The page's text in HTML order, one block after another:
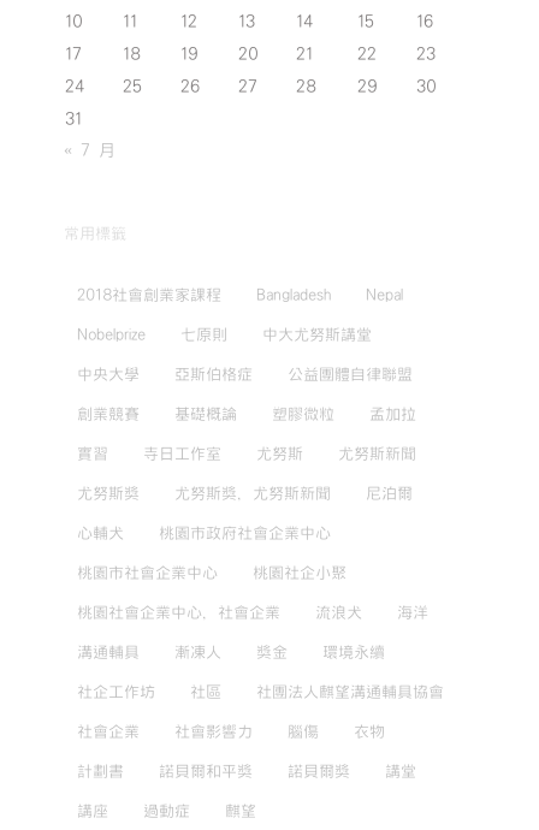
10
11 12 13 14 15
16
17
18 19 20 21 22
23
24
25 26 27 28 29
30
31
« 7 月
常用標籤
2018社會創業家課程 Bangladesh Nepal
Nobelprize 七原則 中大尤努斯講堂
中央大學 亞斯伯格症 公益團體自律聯盟
創業競賽 基礎概論 塑膠微粒 孟加拉
實習 寺日工作室 尤努斯 尤努斯新聞
尤努斯獎 尤努斯獎，尤努斯新聞 尼泊爾
心輔犬 桃園市政府社會企業中心
桃園市社會企業中心 桃園社企小聚
桃園社會企業中心，社會企業 流浪犬 海洋
溝通輔具 漸凍人 獎金 環境永續
社企工作坊 社區 社團法人麒望溝通輔具協會
社會企業 社會影響力 腦傷 衣物
計劃書 諾貝爾和平獎 諾貝爾獎 講堂
講座 過動症 麒望